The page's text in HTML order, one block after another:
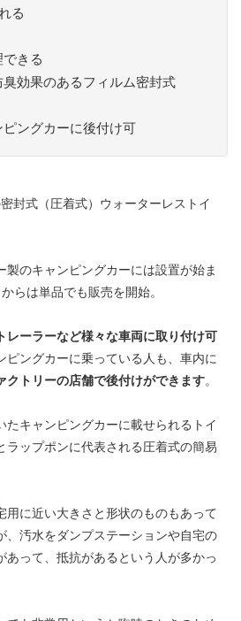
る
きる
効果のあるフィルム密封式
ングカーに後付け可
封式（圧着式）ウォーターレストイ
のキャンピングカーには設置が始ま
らは単品でも販売を開始。
レーラーなど様々な車両に取り付け可
ピングカーに乗っている人も、車内に
クトリーの店舗で後付けができます。
たキャンピングカーに載せられるトイ
ラップポンに代表される圧着式の簡易
用に近い大きさと形状のものもあって
、汚水をダンプステーションや自宅の
あって、抵抗があるという人が多かっ